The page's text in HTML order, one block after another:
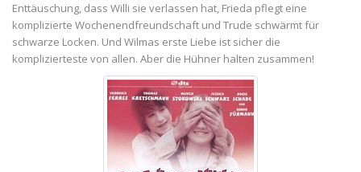
Enttäuschung, dass Willi sie verlassen hat, Frieda pflegt eine
komplizierte Wochenendfreundschaft und Trude schwärmt für
schwarze Locken. Und Wilmas erste Liebe ist sicher die
komplizierteste von allen. Aber die Hühner halten zusammen!